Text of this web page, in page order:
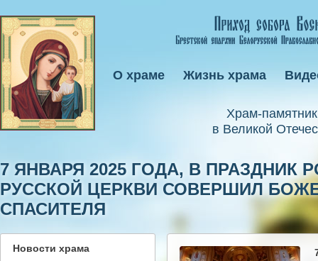
Xрам-
в Великой
О храме Жизнь храма
7 ЯНВАРЯ 2025 ГОДА, В
РУССКОЙ ЦЕРКВИ СОВЕРШИЛ
СПАСИТЕЛЯ
Новости храма